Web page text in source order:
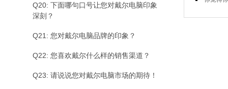
Q20: 下面哪句口号让您对戴尔电脑印象
深刻？
Q21: 您对戴尔电脑品牌的印象？
Q22: 您喜欢戴尔什么样的销售渠道？
Q23: 请说说您对戴尔电脑市场的期待！